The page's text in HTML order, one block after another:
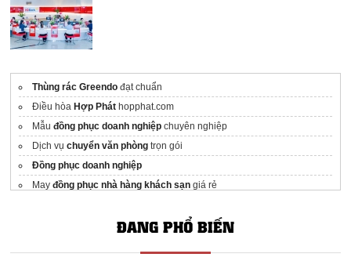
Thùng rác Greendo đạt chuẩn
Điều hòa Hợp Phát hopphat.com
Mẫuđồng phục doanh nghiệp chuyên nghiệp
Dịch vụchuyển văn phòng trọn gói
Đồng phục doanh nghiệp
Mayđồng phục nhà hàng khách sạn giá rẻ
ĐANG PHỔ BIẾN